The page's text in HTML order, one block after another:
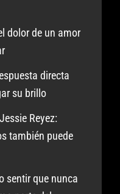
dolor de un amor
directa
su brillo
Reyez:
también puede
sentir que nunca